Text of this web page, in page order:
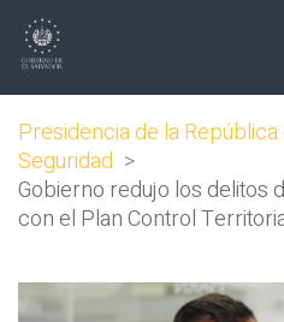
Presidencia de la
Seguridad >
Gobierno redujo los delitos
con el Plan Control